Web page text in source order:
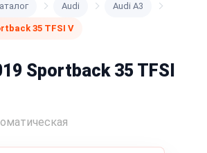
Audi Audi A3
35 TFSI V
Sportback 35 TFSI